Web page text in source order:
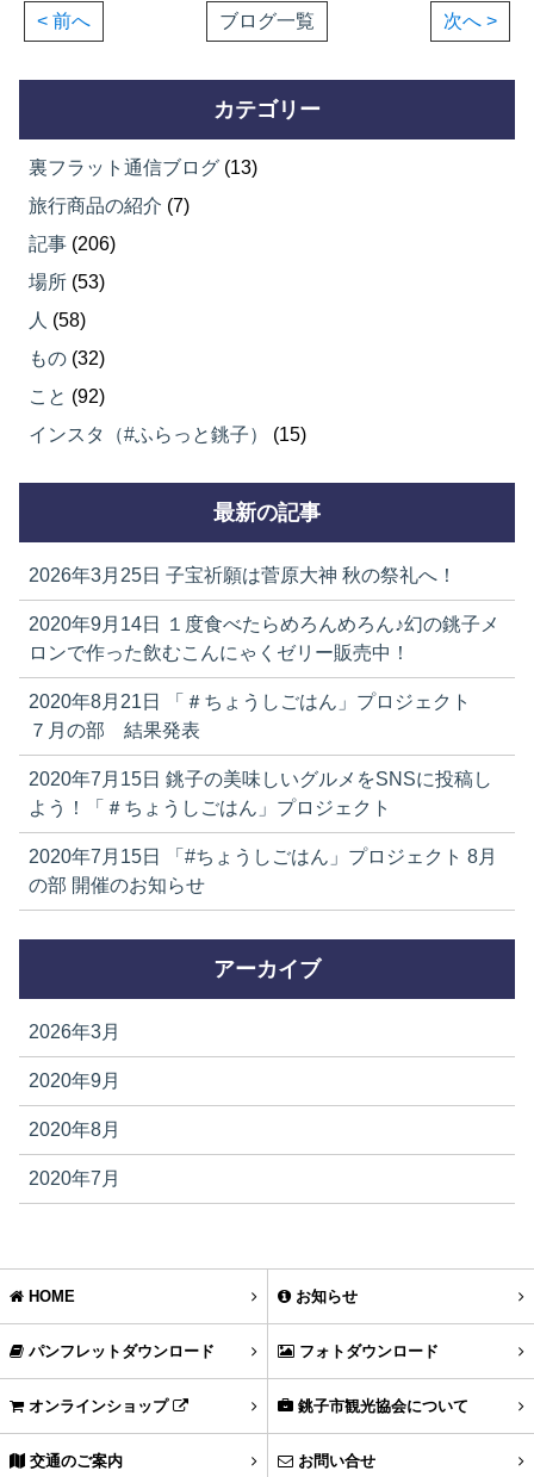
< 前へ ブログ一覧 次へ >
カテゴリー
裏フラット通信ブログ (13)
旅行商品の紹介 (7)
記事 (206)
場所 (53)
人 (58)
もの (32)
こと (92)
インスタ（#ふらっと銚子）
(15)
最新の記事
2026年3月25日 子宝祈願は菅原大神 秋の祭礼へ！
2020年9月14日
１度食べたらめろんめろん♪幻の銚子メ
ロンで作った飲むこんにゃくゼリー販売中！
2020年8月21日
「＃ちょうしごはん」プロジェクト
７月の部 結果発表
2020年7月15日 銚子の美味しいグルメをSNSに投稿し
よう！「＃ちょうしごはん」プロジェクト
2020年7月15日
「#ちょうしごはん」プロジェクト 8月
の部 開催のお知らせ
アーカイブ
2026年3月
2020年9月
2020年8月
2020年7月
HOME お知らせ
パンフレットダウンロード フォトダウンロード
オンラインショップ 銚子市観光協会について
交通のご案内 お問い合せ